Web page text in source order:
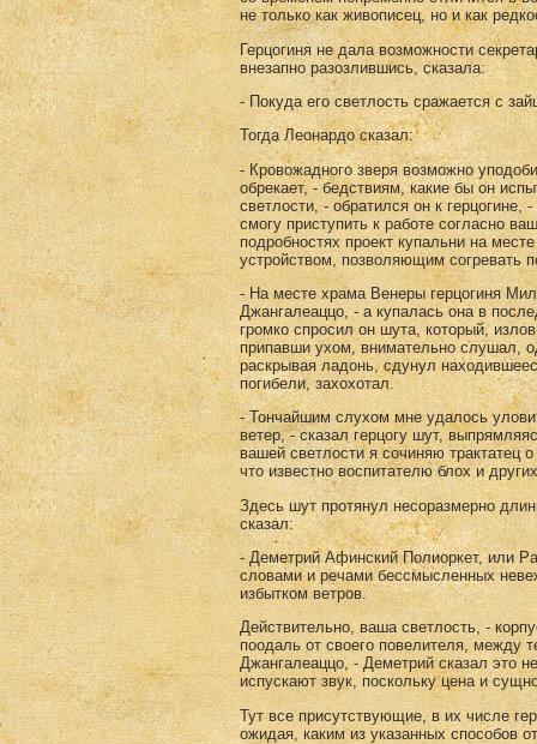
не только как живописец, но и как
Герцогиня не дала возможности
внезапно разозлившись, сказала:
- Покуда его светлость сражается с
Тогда Леонардо сказал:
- Кровожадного зверя возможно
обрекает, - бедствиям, какие бы он
светлости, - обратился он к
смогу приступить к работе согласно
подробностях проект купальни на
устройством, позволяющим согревать
- На месте храма Венеры герцогиня
Джангалеаццо, - а купалась она в
громко спросил он шута, который,
припавши ухом, внимательно слушал,
раскрывая ладонь, сдунул
погибели, захохотал.
- Тончайшим слухом мне удалось
ветер, - сказал герцогу шут,
вашей светлости я сочиняю трактатец
что известно воспитателю блох и
Здесь шут протянул несоразмерно
сказал:
- Деметрий Афинский Полиоркет, или
словами и речами бессмысленных
избытком ветров.
Действительно, ваша светлость, -
поодаль от своего повелителя, между
Джангалеаццо, - Деметрий сказал это
испускают звук, поскольку цена и
Тут все присутствующие, в их числе
ожидая, каким из указанных способов